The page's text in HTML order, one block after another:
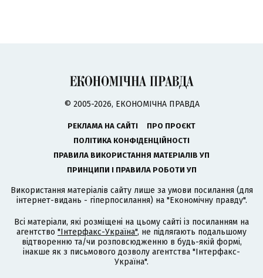
© 2005-2026, ЕКОНОМІЧНА ПРАВДА
РЕКЛАМА НА САЙТІ
ПРО ПРОЄКТ
ПОЛІТИКА КОНФІДЕНЦІЙНОСТІ
ПРАВИЛА ВИКОРИСТАННЯ МАТЕРІАЛІВ УП
ПРИНЦИПИ І ПРАВИЛА РОБОТИ УП
Використання матеріалів сайту лише за умови посилання (для
інтернет-видань - гіперпосилання) на "Економічну правду".
Всі матеріали, які розміщені на цьому сайті із посиланням на
агентство "Інтерфакс-Україна", не підлягають подальшому
відтворенню та/чи розповсюдженню в будь-якій формі,
інакше як з письмового дозволу агентства "Інтерфакс-
Україна".